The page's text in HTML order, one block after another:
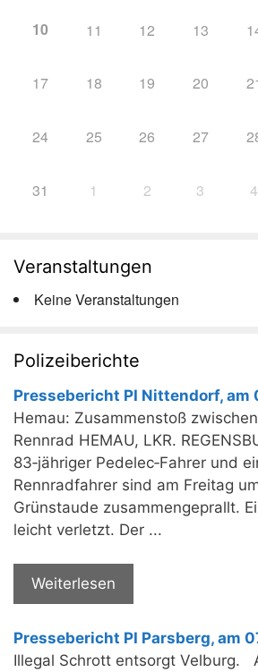
10 11 12 13
17 18 19 20
24 25 26 27
31 1 2 3 4
Veranstaltungen
Keine Veranstaltungen
Polizeiberichte
Pressebericht PI Nittendorf, am
Hemau: Zusammenstoß
Rennrad HEMAU, LKR.
83‑jähriger Pedelec‑Fahrer und
Rennradfahrer sind am Freitag
Grünstaude zusammengeprallt.
leicht verletzt. Der ...
Weiterlesen
Pressebericht PI Parsberg, am
Illegal Schrott entsorgt Velburg.